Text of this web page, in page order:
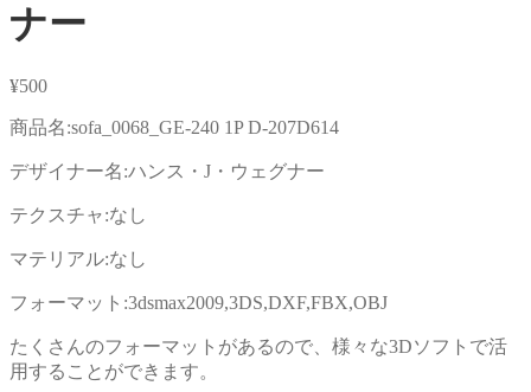
ナー
¥500
商品名:sofa_0068_GE-240 1P D-207D614
デザイナー名:ハンス・J・ウェグナー
テクスチャ:なし
マテリアル:なし
フォーマット:3dsmax2009,3DS,DXF,FBX,OBJ
たくさんのフォーマットがあるので、様々な3Dソフトで活
用することができます。